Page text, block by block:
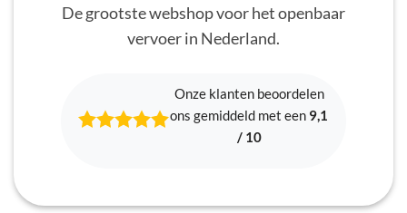
De grootste webshop voor het openbaar
vervoer in Nederland.
Onze klanten beoordelen
ons gemiddeld met een 9,1
/ 10